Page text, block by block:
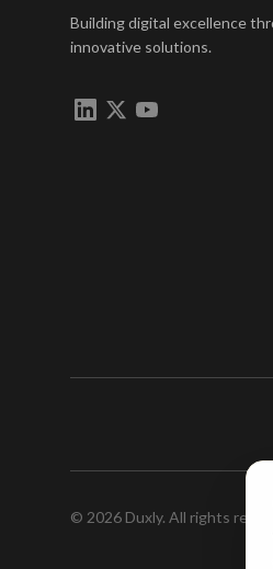
Building digital excellence
innovative solutions.
© 2026 Duxly. All rights